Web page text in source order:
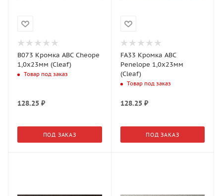
B073 Кромка АВС Cheope
1,0х23мм (Cleaf)
Товар под заказ
128.25 ₽
ПОД ЗАКАЗ
FA33 Кромка АВС
Penelope 1,0х23мм
(Cleaf)
Товар под заказ
128.25₽
ПОД ЗАКАЗ